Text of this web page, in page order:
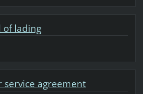
of lading
service agreement